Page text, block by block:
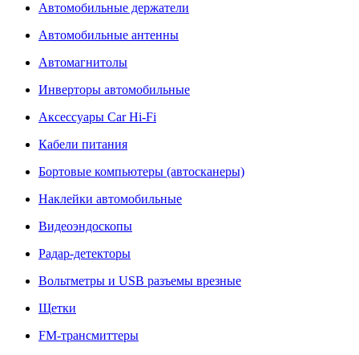
Автомобильные держатели
Автомобильные антенны
Автомагнитолы
Инверторы автомобильные
Аксессуары Car Hi-Fi
Кабели питания
Бортовые компьютеры (автосканеры)
Наклейки автомобильные
Видеоэндоскопы
Радар-детекторы
Вольтметры и USB разъемы врезные
Щетки
FM-трансмиттеры